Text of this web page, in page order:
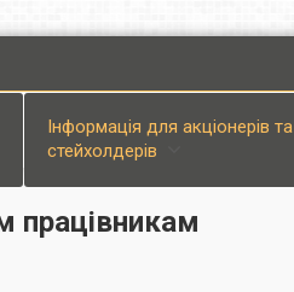
Інформація для акціонерів та
стейхолдерів
працівникам